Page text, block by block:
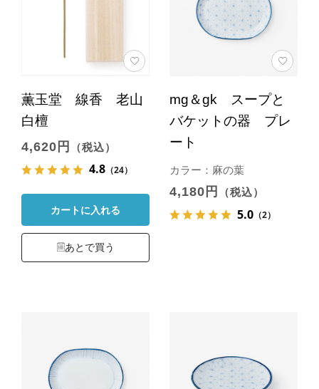
薫玉堂 線香 老山
白檀
4,620円 （税込）
4.8（24）
カートに入れる
あとで買う
mg＆gk スープと
バケットの器 プレ
ート
カラー：麻の葉
4,180円 （税込）
5.0（2）